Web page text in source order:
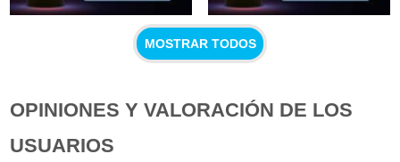
MOSTRAR TODOS
OPINIONES Y VALORACIÓN DE LOS
USUARIOS